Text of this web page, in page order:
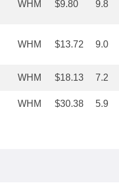
WHM $9.80 9.8
WHM $13.72 9.0
WHM $18.13 7.2
WHM $30.38 5.9